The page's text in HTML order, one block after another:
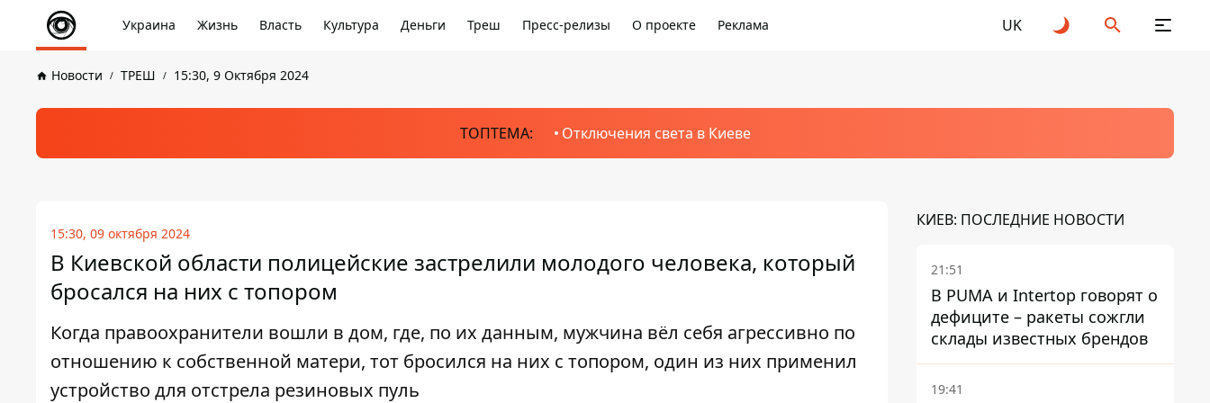
Украина Жизнь Власть Культура Деньги Треш Пресс-релизы О проекте Реклама UK
Новости ТРЕШ 15:30, 9 Октября 2024
ТОПТЕМА: Отключения света в Киеве
15:30, 09 октября 2024
В Киевской области полицейские застрелили молодого человека, который
бросался на них с топором
Когда правоохранители вошли в дом, где, по их данным, мужчина вёл себя агрессивно по
отношению к собственной матери, тот бросился на них с топором, один из них применил
устройство для отстрела резиновых пуль
КИЕВ: ПОСЛЕДНИЕ НОВОСТИ
21:51
В PUMA и Intertop говорят о
дефиците – ракеты сожгли
склады известных брендов
19:41